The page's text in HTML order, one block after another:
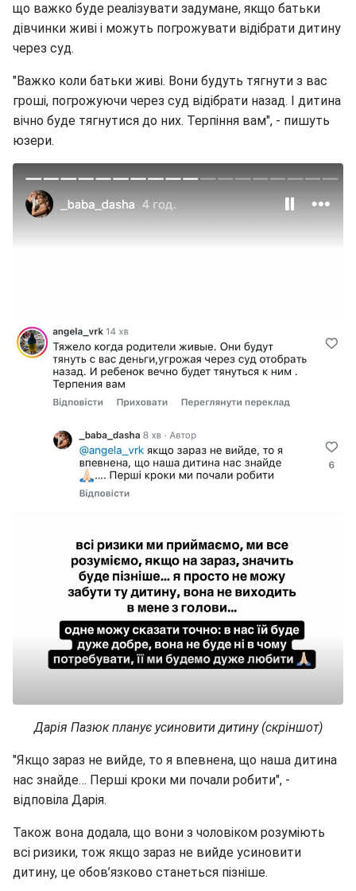
що важко буде реалізувати задумане, якщо батьки
дівчинки живі і можуть погрожувати відібрати дитину
через суд.
"Важко коли батьки живі. Вони будуть тягнути з вас
гроші, погрожуючи через суд відібрати назад. І дитина
вічно буде тягнутися до них. Терпіння вам", - пишуть
юзери.
Дарія Пазюк планує усиновити дитину (скріншот)
"Якщо зараз не вийде, то я впевнена, що наша дитина
нас знайде… Перші кроки ми почали робити", -
відповіла Дарія.
Також вона додала, що вони з чоловіком розуміють
всі ризики, тож якщо зараз не вийде усиновити
дитину, це обов’язково станеться пізніше.